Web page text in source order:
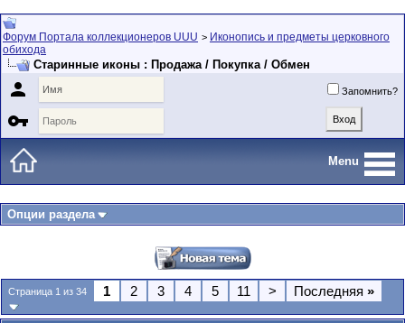
Форум Портала коллекционеров UUU > Иконопись и предметы церковного
обихода
Старинные иконы : Продажа / Покупка / Обмен
 Запомнить?

Menu
Опции раздела
Страница 1 из 34 1 2 3 4 5 11 > Последняя »